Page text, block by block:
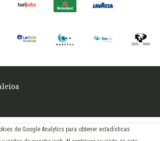
de Google Analytics para obtener estadísticas